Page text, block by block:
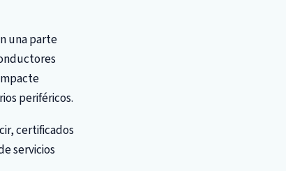
una parte
periféricos.
certificados
servicios